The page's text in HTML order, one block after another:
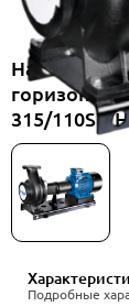
Насос
315/
Подробные